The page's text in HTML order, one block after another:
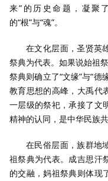
来”的历史命题，凝聚
的“根”与“魂”。
在文化层面，圣贤英
祭典为代表。如果说始祖
祭典则确立了“文缘”与“
教育思想的高峰，大禹代
一层级的祭祀，承接了文
精神的认同，是中华民族共
在民俗层面，族群地
祖祭典为代表。成吉思汗
的交融，妈祖祭典则体现